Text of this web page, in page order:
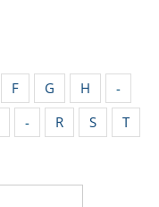
F G H
-
- R S
T